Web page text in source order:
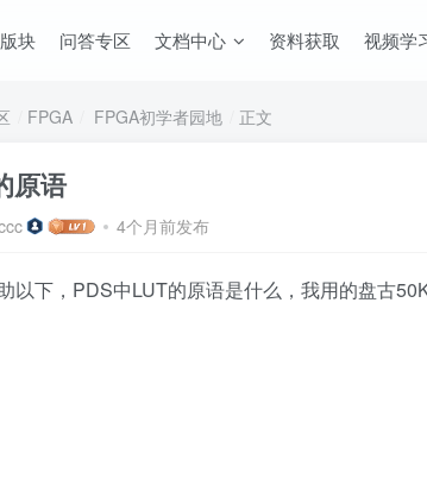
块 问答专区 文档中心 资料获取 视频学
FPGA FPGA初学者园地 正文
原语
4个月前发布
以下，PDS中LUT的原语是什么，我用的盘古